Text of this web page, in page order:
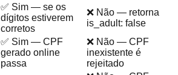
✅ Sim — se os
dígitos estiverem
corretos
❌ Não — retorna
is_adult: false
✅ Sim — CPF
gerado online
passa
❌ Não — CPF
inexistente é
rejeitado